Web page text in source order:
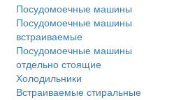
Посудомоечные машины
Посудомоечные машины
встраиваемые
Посудомоечные машины
отдельно стоящие
Холодильники
Встраиваемые стиральные